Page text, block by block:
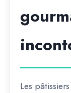
Les